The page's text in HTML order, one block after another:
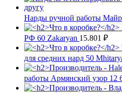
Нарды ручной работы
РФ 60 Zakaryan 15.801 ₽
для средних нард 50
работы Армянский узор 12